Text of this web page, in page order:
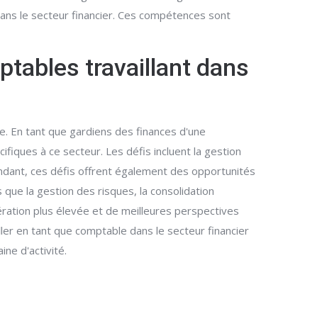
le secteur financier. Ces compétences sont
travaillant dans
En tant que gardiens des finances d'une
à ce secteur. Les défis incluent la gestion
ces défis offrent également des opportunités
la gestion des risques, la consolidation
plus élevée et de meilleures perspectives
en tant que comptable dans le secteur financier
d'activité.